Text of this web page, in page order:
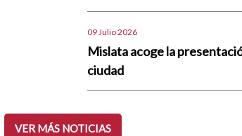
09 Julio 2026
Mislata acoge la
ciudad
VER MÁS NOTICIAS